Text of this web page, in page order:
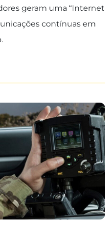
geram uma “Internet
contínuas em